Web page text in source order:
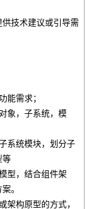
技术建议或引导需
能需求；
象，子系统，模
系统模块，划分子
等
型，结合组件架
。
构原型的方式，